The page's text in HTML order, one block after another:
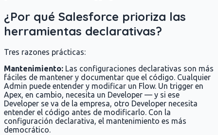
¿Por qué Salesforce prioriza las
herramientas declarativas?
Tres razones prácticas:
Mantenimiento: Las configuraciones declarativas son más
fáciles de mantener y documentar que el código. Cualquier
Admin puede entender y modificar un Flow. Un trigger en
Apex, en cambio, necesita un Developer — y si ese
Developer se va de la empresa, otro Developer necesita
entender el código antes de modificarlo. Con la
configuración declarativa, el mantenimiento es más
democrático.